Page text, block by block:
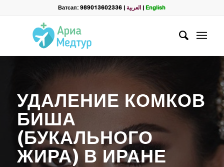
Ватсап: 989013602336 |العربية |English
УДАЛЕНИЕ КОМКОВ
БИША
(БУКАЛЬНОГО
ЖИРА) В ИРАНЕ
Запросить пакет услуг
пластической хирургии
Ватсап*
Э.почта